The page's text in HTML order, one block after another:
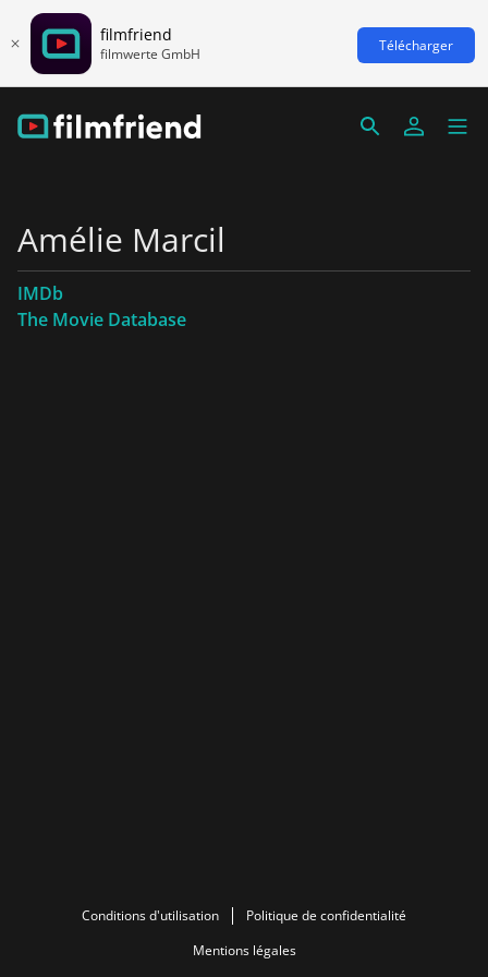
filmfriend
filmwerte GmbH Télécharger
Amélie Marcil
IMDb
The Movie Database
Conditions d'utilisation
Politique de confidentialité
Mentions légales